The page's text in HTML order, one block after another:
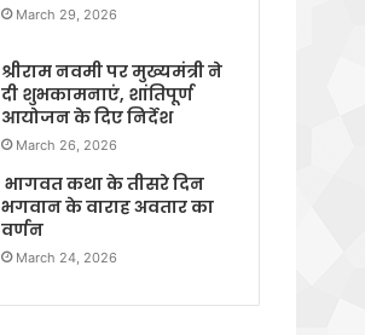
March 29, 2026
श्रीराम नवमी पर मुख्यमंत्री ने
दी शुभकामनाएं, शांतिपूर्ण
आयोजन के दिए निर्देश
March 26, 2026
भागवत कथा के तीसरे दिन
भगवान के वाराह अवतार का
वर्णन
March 24, 2026